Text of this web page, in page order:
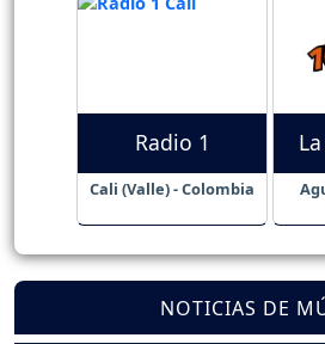
Radio 1
Cali (Valle) - Colombia
NOTICIAS DE